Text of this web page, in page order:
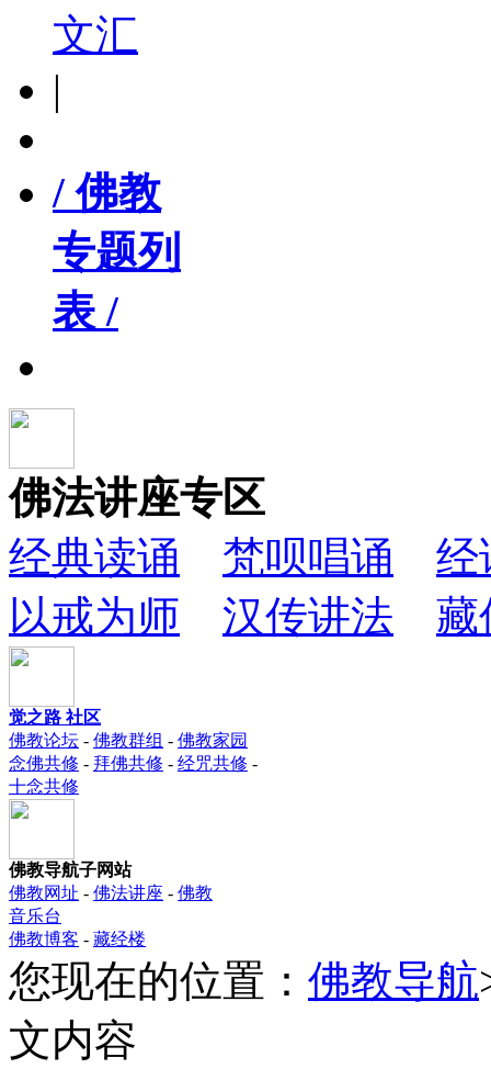
文汇
|
/ 佛教
专题列
表 /
佛法讲座专区
经典读诵
梵呗唱诵
经
以戒为师
汉传讲法 藏
觉之路 社区
佛教论坛 - 佛教群组 - 佛教家园
念佛共修 - 拜佛共修 - 经咒共修 -
十念共修
佛教导航子网站
佛教网址 - 佛法讲座 - 佛教
音乐台
佛教博客 - 藏经楼
您现在的位置： 佛教导航
文内容